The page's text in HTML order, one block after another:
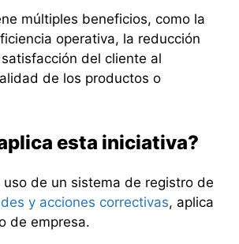
múltiples beneficios, como la
operativa, la reducción
del cliente al
de los productos o
esta iniciativa?
uso de un sistema de registro de
y acciones correctivas, aplica
de empresa.